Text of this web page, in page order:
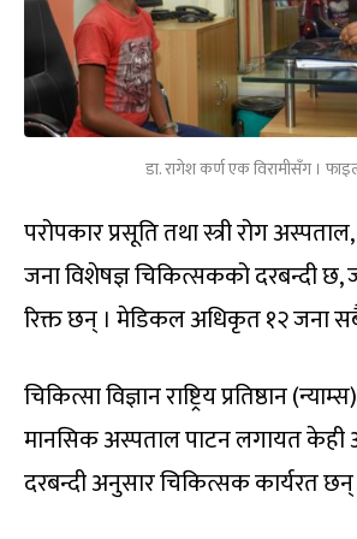
डा. रागेश कर्ण एक विरामीसँग ।
परोपकार प्रसूति तथा स्त्री रोग
जना विशेषज्ञ चिकित्सकको दरबन्दी
रिक्त छन् । मेडिकल अधिकृत १२ जना
चिकित्सा विज्ञान राष्ट्रिय प्रतिष्ठान
मानसिक अस्पताल पाटन लगायत केही
दरबन्दी अनुसार चिकित्सक कार्यरत छन्